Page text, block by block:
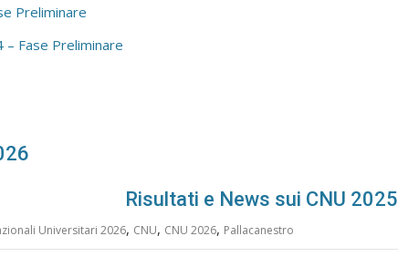
Preliminare
– Fase Preliminare
Risultati e News sui CNU 2025
Universitari 2026, CNU, CNU 2026, Pallacanestro